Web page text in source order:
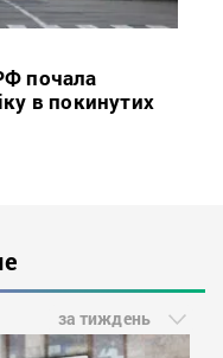
почала
в покинутих
за тиждень